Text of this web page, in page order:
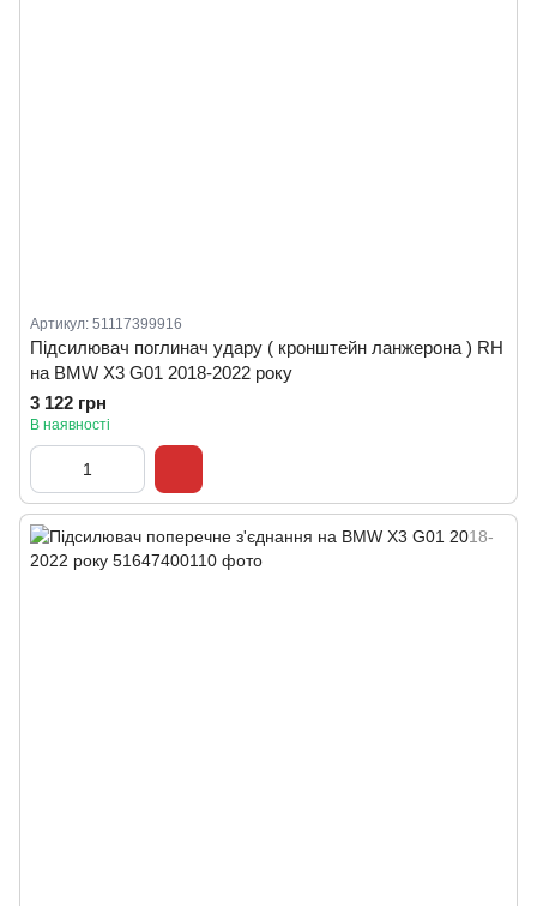
Артикул: 51117399916
Підсилювач поглинач удару ( кронштейн ланжерона ) RH
на BMW X3 G01 2018-2022 року
3 122 грн
В наявності